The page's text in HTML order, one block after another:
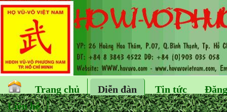
Trang chủ Diễn đàn Tin tức
Liên hệ